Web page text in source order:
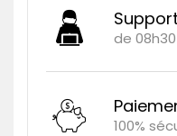
de 08h30
100%